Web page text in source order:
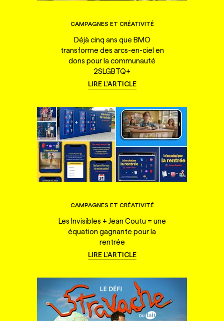
CAMPAGNES ET CRÉATIVITÉ
Déjà cinq ans que BMO
transforme des arcs-en-ciel en
dons pour la communauté
2SLGBTQ+
LIRE L'ARTICLE
CAMPAGNES ET CRÉATIVITÉ
Les Invisibles + Jean Coutu = une
équation gagnante pour la
rentrée
LIRE L'ARTICLE